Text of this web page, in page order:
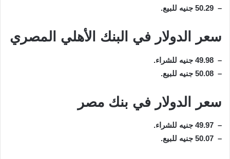
– 50.29 جنيه للبيع.
سعر الدولار في البنك الأهلي المصري
– 49.98 جنيه للشراء.
– 50.08 جنيه للبيع.
سعر الدولار في بنك مصر
– 49.97 جنيه للشراء.
– 50.07 جنيه للبيع.